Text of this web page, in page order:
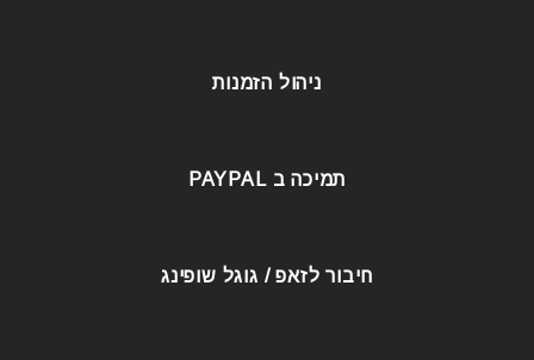
ניהול הזמנות
תמיכה ב PAYPAL
חיבור לזאפ / גוגל שופינג